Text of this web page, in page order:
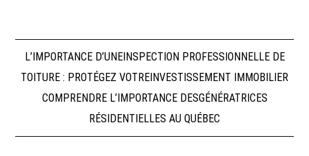
Navigation
de
l’article
L’IMPORTANCE D’UNEINSPECTION PROFESSIONNELLE DE
TOITURE : PROTÉGEZ VOTREINVESTISSEMENT IMMOBILIER
COMPRENDRE L’IMPORTANCE DESGÉNÉRATRICES
RÉSIDENTIELLES AU QUÉBEC